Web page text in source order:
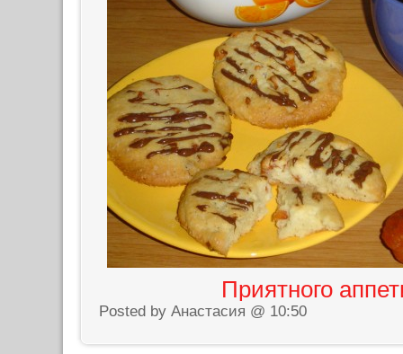
Приятного
Posted by Анастасия @ 10:50